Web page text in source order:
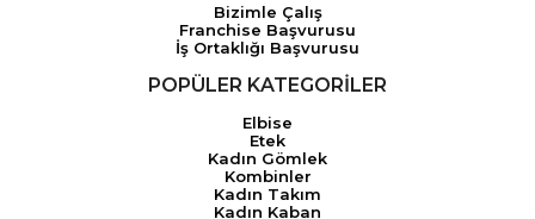
Bizimle Çalış
Franchise Başvurusu
İş Ortaklığı Başvurusu
POPÜLER KATEGORİLER
Elbise
Etek
Kadın Gömlek
Kombinler
Kadın Takım
Kadın Kaban